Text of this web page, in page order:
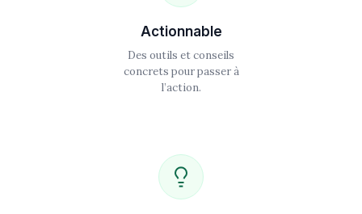
Actionnable
Des outils et conseils
concrets pour passer à
l’action.